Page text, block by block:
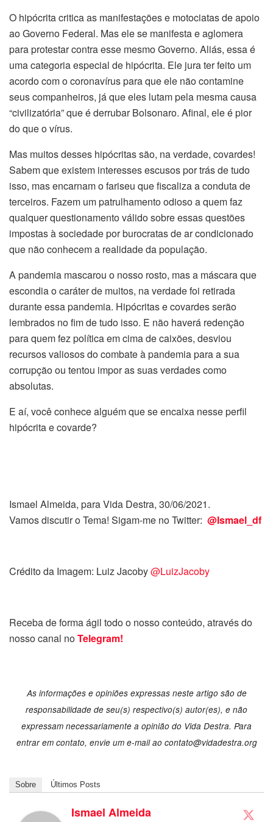
O hipócrita critica as manifestações e motociatas de apoio
ao Governo Federal. Mas ele se manifesta e aglomera
para protestar contra esse mesmo Governo. Aliás, essa é
uma categoria especial de hipócrita. Ele jura ter feito um
acordo com o coronavírus para que ele não contamine
seus companheiros, já que eles lutam pela mesma causa
“civilizatória” que é derrubar Bolsonaro. Afinal, ele é pior
do que o vírus.
Mas muitos desses hipócritas são, na verdade, covardes!
Sabem que existem interesses escusos por trás de tudo
isso, mas encarnam o fariseu que fiscaliza a conduta de
terceiros. Fazem um patrulhamento odioso a quem faz
qualquer questionamento válido sobre essas questões
impostas à sociedade por burocratas de ar condicionado
que não conhecem a realidade da população.
A pandemia mascarou o nosso rosto, mas a máscara que
escondia o caráter de muitos, na verdade foi retirada
durante essa pandemia. Hipócritas e covardes serão
lembrados no fim de tudo isso. E não haverá redenção
para quem fez política em cima de caixões, desviou
recursos valiosos do combate à pandemia para a sua
corrupção ou tentou impor as suas verdades como
absolutas.
E aí, você conhece alguém que se encaixa nesse perfil
hipócrita e covarde?
Ismael Almeida, para Vida Destra, 30/06/2021.
Vamos discutir o Tema! Sigam-me no Twitter: @Ismael_df
Crédito da Imagem: Luiz Jacoby@LuizJacoby
Receba de forma ágil todo o nosso conteúdo, através do
nosso canal noTelegram!
As informações e opiniões expressas neste artigo são de
responsabilidade de seu(s) respectivo(s) autor(es), e não
expressam necessariamente a opinião do Vida Destra. Para
entrar em contato, envie um e-mail ao contato@vidadestra.org
Sobre Últimos Posts
Ismael Almeida